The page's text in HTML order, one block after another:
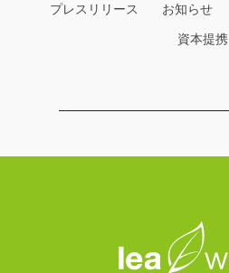
プレスリリース お知らせ
資本提携